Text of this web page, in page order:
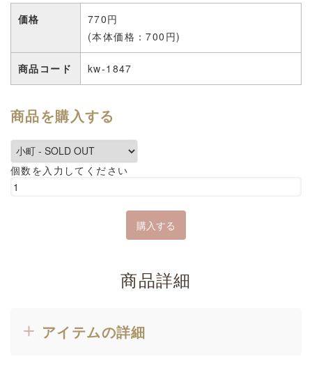
価格
770円
(本体価格：700円)
商品コード kw-1847
商品を購入する
個数を入力してください
商品詳細
アイテムの詳細